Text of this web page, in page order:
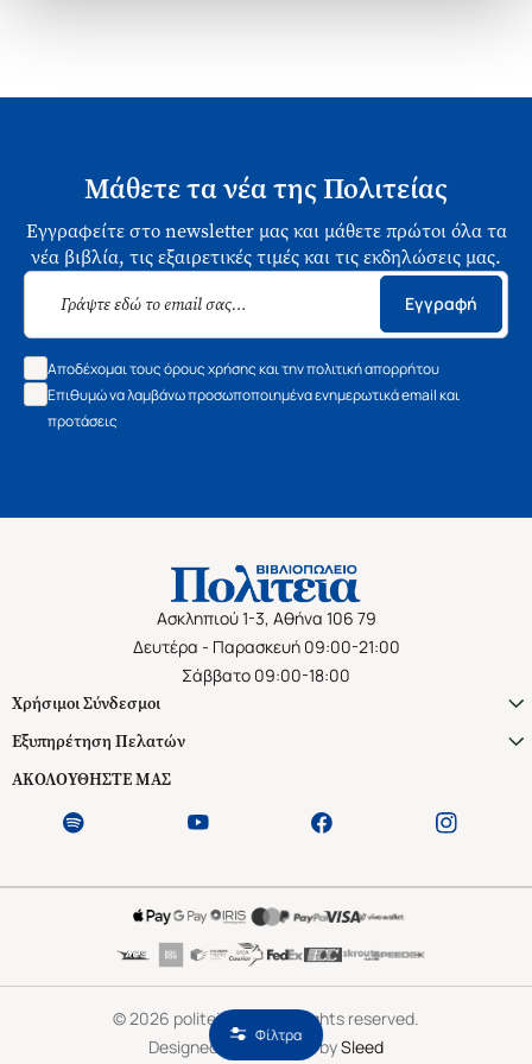
Φίλτρα
Μάθετε τα νέα της Πολιτείας
Εγγραφείτε στο newsletter μας και μάθετε πρώτοι όλα τα
νέα βιβλία, τις εξαιρετικές τιμές και τις εκδηλώσεις μας.
Εγγραφή
Αποδέχομαι τους όρους χρήσης και την πολιτική απορρήτου
Επιθυμώ να λαμβάνω προσωποποιημένα ενημερωτικά email και
προτάσεις
Ασκληπιού 1-3, Αθήνα 106 79
Δευτέρα - Παρασκευή 09:00-21:00
Σάββατο 09:00-18:00
Χρήσιμοι Σύνδεσμοι
Εξυπηρέτηση Πελατών
ΑΚΟΛΟΥΘΗΣΤΕ ΜΑΣ
© 2026 politeianet.gr All rights reserved.
Designed & Developed bySleed